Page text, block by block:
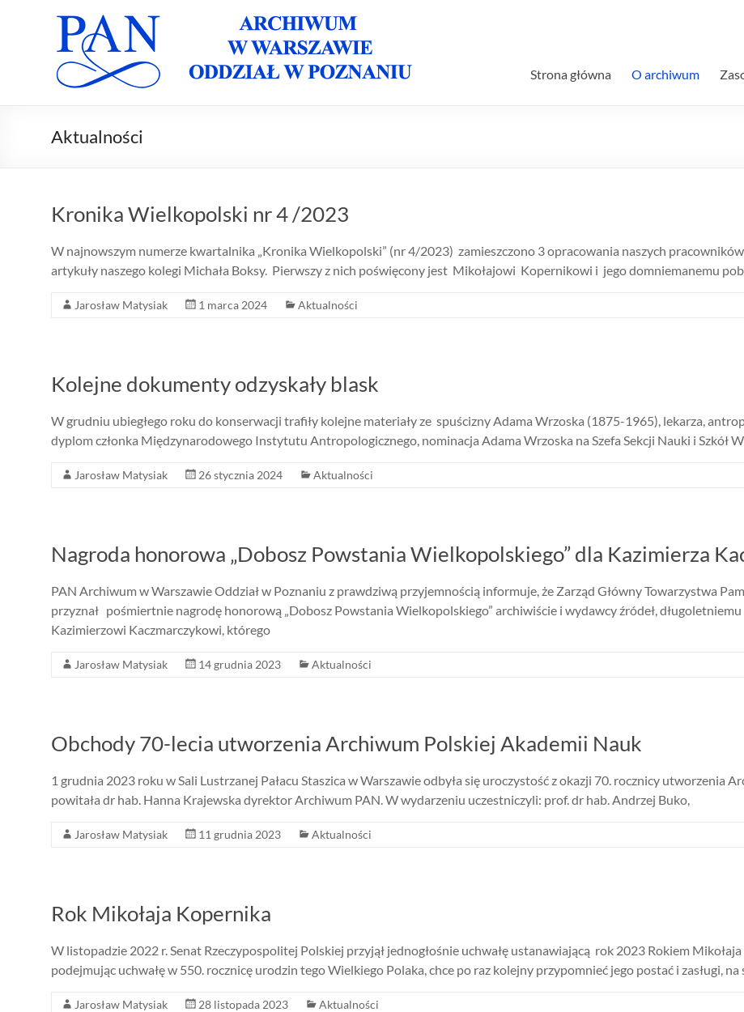
Archiwum
PAN
Oddział w
Poznaniu
Archiwum
PAN w
Warszawie
Oddział w
Strona główna O archiwum
Aktualności
Kronika Wielkopolski nr 4 /2023
W najnowszym numerze kwartalnika „Kronika Wielkopolski” (nr 4/2023) zamieszczono 3 opracowania naszych
artykuły naszego kolegi Michała Boksy. Pierwszy z nich poświęcony jest Mikołajowi Kopernikowi i jego domniemanemu
Jarosław Matysiak 1 marca 2024 Aktualności
Kolejne dokumenty odzyskały blask
W grudniu ubiegłego roku do konserwacji trafiły kolejne materiały ze spuścizny Adama Wrzoska (1875-1965), lekarza,
dyplom członka Międzynarodowego Instytutu Antropologicznego, nominacja Adama Wrzoska na Szefa Sekcji Nauki i Szkół
Jarosław Matysiak 26 stycznia 2024 Aktualności
Nagroda honorowa „Dobosz Powstania Wielkopolskiego” dla Kazimierza
PAN Archiwum w Warszawie Oddział w Poznaniu z prawdziwą przyjemnością informuje, że Zarząd Główny Towarzystwa
przyznał pośmiertnie nagrodę honorową „Dobosz Powstania Wielkopolskiego” archiwiście i wydawcy źródeł,
Kazimierzowi Kaczmarczykowi, którego
Jarosław Matysiak 14 grudnia 2023 Aktualności
Obchody 70-lecia utworzenia Archiwum Polskiej Akademii Nauk
1 grudnia 2023 roku w Sali Lustrzanej Pałacu Staszica w Warszawie odbyła się uroczystość z okazji 70. rocznicy utworzenia
powitała dr hab. Hanna Krajewska dyrektor Archiwum PAN. W wydarzeniu uczestniczyli: prof. dr hab. Andrzej Buko,
Jarosław Matysiak 11 grudnia 2023 Aktualności
Rok Mikołaja Kopernika
W listopadzie 2022 r. Senat Rzeczypospolitej Polskiej przyjął jednogłośnie uchwałę ustanawiającą rok 2023 Rokiem
podejmując uchwałę w 550. rocznicę urodzin tego Wielkiego Polaka, chce po raz kolejny przypomnieć jego postać i zasługi, na
Jarosław Matysiak 28 listopada 2023 Aktualności